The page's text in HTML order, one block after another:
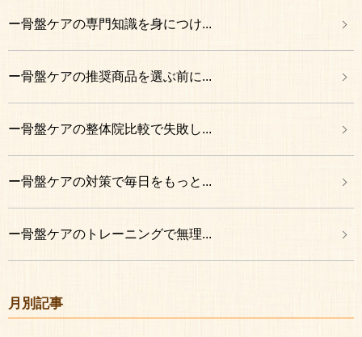
ー骨盤ケアの専門知識を身につけ...
ー骨盤ケアの推奨商品を選ぶ前に...
ー骨盤ケアの整体院比較で失敗し...
ー骨盤ケアの対策で毎日をもっと...
ー骨盤ケアのトレーニングで無理...
月別記事